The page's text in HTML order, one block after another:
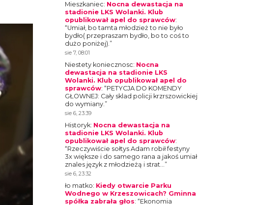
Mieszkaniec: Nocna dewastacja na
stadionie LKS Wolanki. Klub
opublikował apel do sprawców:
“Umiał, bo tamta młodzież to nie było
bydło( przepraszam bydło, bo to coś to
dużo poniżej).”
sie 7, 08:01
Niestety koniecznosc: Nocna
dewastacja na stadionie LKS
Wolanki. Klub opublikował apel do
sprawców: “PETYCJA DO KOMENDY
GŁOWNEJ: Cały sklad policji krzrszowickiej
do wymiany.”
sie 6, 23:39
Historyk: Nocna dewastacja na
stadionie LKS Wolanki. Klub
opublikował apel do sprawców:
“Rzeczywiście sołtys Adam robił festyny
3x większe i do samego rana a jakoś umiał
znales język z młodzieżą i strat…”
sie 6, 23:32
ło matko: Kiedy otwarcie Parku
Wodnego w Krzeszowicach? Gminna
spółka zabrała głos: “Ekonomia